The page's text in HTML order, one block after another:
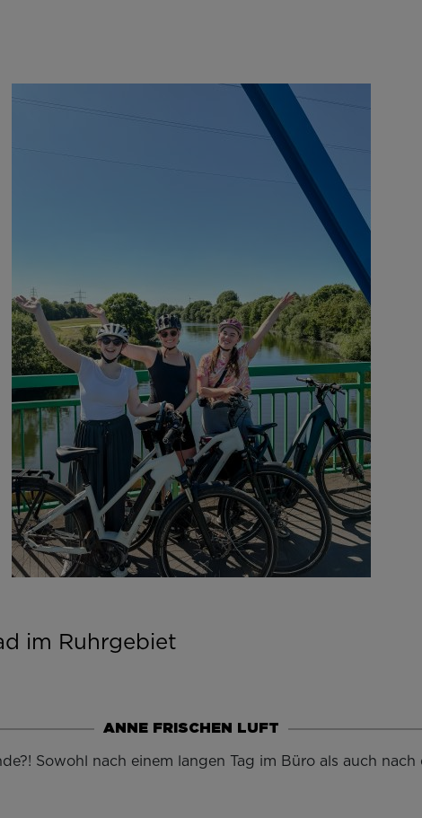
im Ruhrgebiet
ANNE FRISCHEN LUFT
Sowohl nach einem langen Tag im Büro als auch